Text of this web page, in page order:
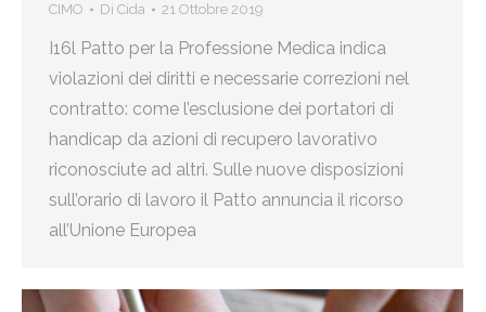
CIMO Di Cida 21 Ottobre 2019
I16l Patto per la Professione Medica indica
violazioni dei diritti e necessarie correzioni nel
contratto: come l’esclusione dei portatori di
handicap da azioni di recupero lavorativo
riconosciute ad altri. Sulle nuove disposizioni
sull’orario di lavoro il Patto annuncia il ricorso
all’Unione Europea